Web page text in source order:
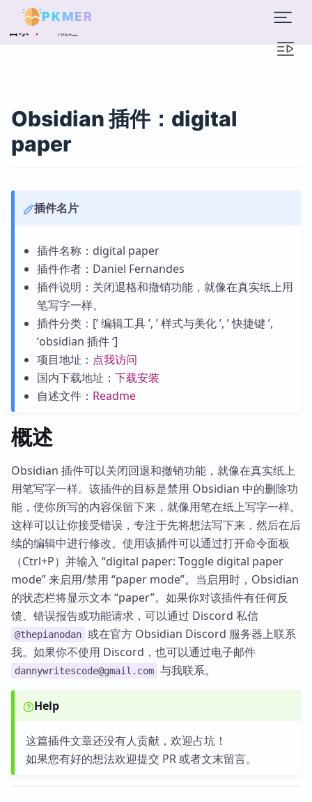
PKMER
目录 概述
Obsidian 插件：digital
paper
插件名片
插件名称：digital paper
插件作者：Daniel Fernandes
插件说明：关闭退格和撤销功能，就像在真实纸上用
笔写字一样。
插件分类：[’ 编辑工具 ’, ’ 样式与美化 ’, ’ 快捷键 ’,
‘obsidian 插件 ‘]
项目地址： 点我访问
国内下载地址： 下载安装
自述文件： Readme
概述
Obsidian 插件可以关闭回退和撤销功能，就像在真实纸上
用笔写字一样。该插件的目标是禁用 Obsidian 中的删除功
能，使你所写的内容保留下来，就像用笔在纸上写字一样。
这样可以让你接受错误，专注于先将想法写下来，然后在后
续的编辑中进行修改。使用该插件可以通过打开命令面板
（Ctrl+P）并输入 “digital paper: Toggle digital paper
mode” 来启用/禁用 “paper mode”。当启用时，Obsidian
的状态栏将显示文本 “paper”。如果你对该插件有任何反
馈、错误报告或功能请求，可以通过 Discord 私信
@thepianodan 或在官方 Obsidian Discord 服务器上联系
我。如果你不使用 Discord，也可以通过电子邮件
dannywritescode@gmail.com 与我联系。
Help
这篇插件文章还没有人贡献，欢迎占坑！
如果您有好的想法欢迎提交 PR 或者文末留言。